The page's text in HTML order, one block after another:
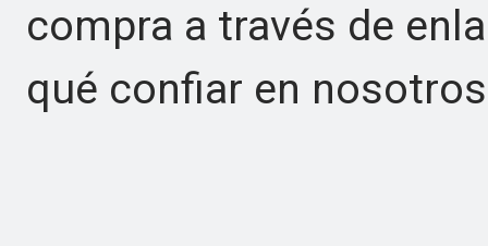
compra a través de
qué confiar en